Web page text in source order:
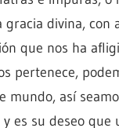
gracia divina, con
que nos ha
pertenece,
mundo, así
es su deseo